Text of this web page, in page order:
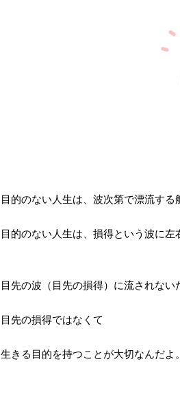
目的のない人生は、波次第で漂流する
目的のない人生は、損得という波に左
目先の波（目先の損得）に流されない
目先の損得ではなくて
生きる目的を持つことが大切なんだよ。